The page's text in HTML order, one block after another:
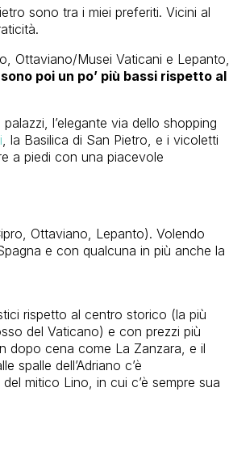
sono tra i miei preferiti. Vicini al
Ottaviano/Musei Vaticani e Lepanto,
poi un po’ più bassi rispetto al
l’elegante via dello shopping
, la Basilica di San Pietro, e i vicoletti
a piedi con una piacevole
Ottaviano, Lepanto). Volendo
e con qualcuna in più anche la
rispetto al centro storico (la più
del Vaticano) e con prezzi più
dopo cena come La Zanzara, e il
spalle dell’Adriano c’è
mitico Lino, in cui c’è sempre sua